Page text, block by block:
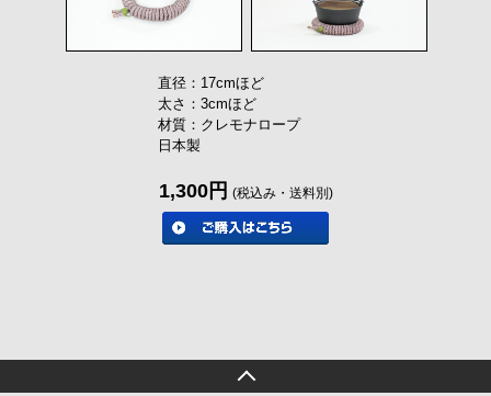
直径：17cmほど
太さ：3cmほど
材質：クレモナロープ
日本製
1,300円 (税込み・送料別)